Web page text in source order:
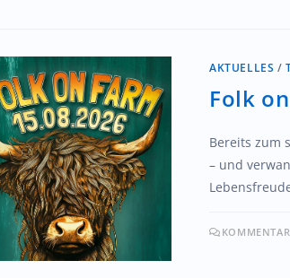
AKTUELLES /
Folk
Bereits zum
– und